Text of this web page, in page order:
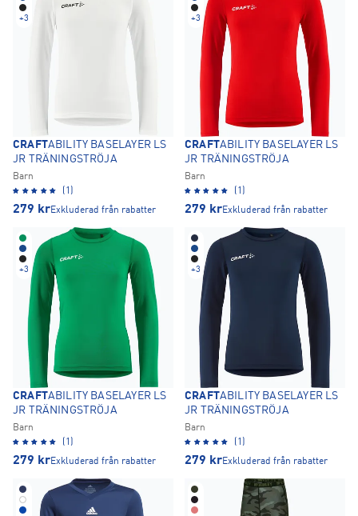
+3
CRAFTABILITY BASELAYER LS
JR TRÄNINGSTRÖJA
Barn
(1)
279 krExkluderad från rabatter
+3
CRAFTABILITY BASELAYER LS
JR TRÄNINGSTRÖJA
Barn
(1)
279 krExkluderad från rabatter
+3
CRAFTABILITY BASELAYER LS
JR TRÄNINGSTRÖJA
Barn
(1)
279 krExkluderad från rabatter
+3
CRAFTABILITY BASELAYER LS
JR TRÄNINGSTRÖJA
Barn
(1)
279 krExkluderad från rabatter